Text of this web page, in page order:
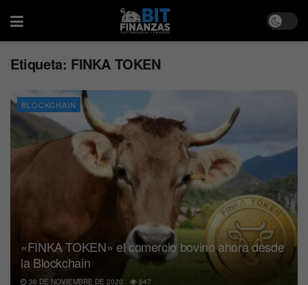
Etiqueta: FINKA TOKEN
BLOCKCHAIN
«FINKA TOKEN» el comercio bovino ahora desde
la Blockchain
30 DE NOVIEMBRE DE 2020 647